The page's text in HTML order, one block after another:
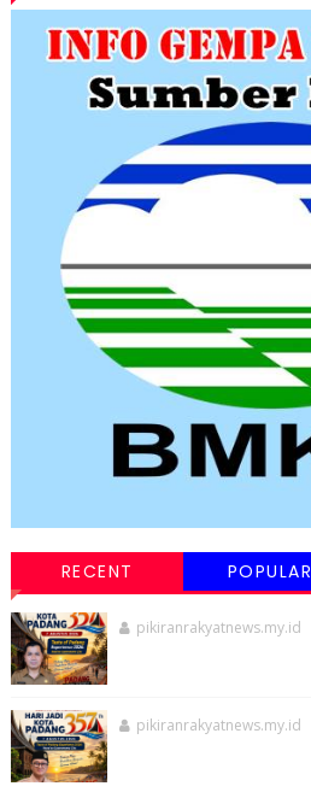
RECENT POPULAR
pikiranrakyatnews.my.id
pikiranrakyatnews.my.id